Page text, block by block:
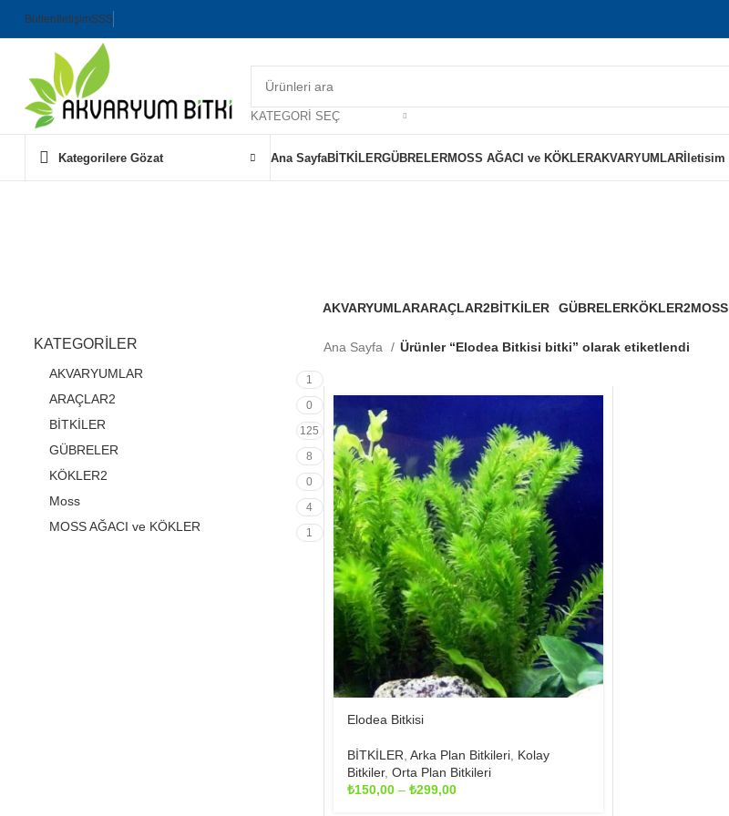
BültenİletişimSSS
KATEGORI SEÇ
Kategorilere Gözat Ana SayfaBİTKİLERGÜBRELERMOSS AĞACI ve KÖKLERAKVARYUMLARİletisim
AKVARYUMLARARAÇLAR2BİTKİLER
GÜBRELERKÖKLER2MOSS
KATEGORİLER
AKVARYUMLAR 1
ARAÇLAR2 0
BİTKİLER 125
GÜBRELER 8
KÖKLER2 0
Moss 4
MOSS AĞACI ve KÖKLER 1
Ana Sayfa Ürünler “Elodea Bitkisi bitki” olarak etiketlendi
Elodea Bitkisi
BİTKİLER Arka Plan Bitkileri, Kolay
Bitkiler, Orta Plan Bitkileri
₺150,00 – ₺299,00Fiyat